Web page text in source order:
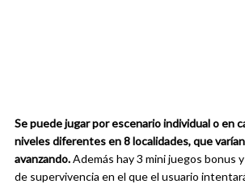
Se puede jugar por escenario individual o en
niveles diferentes en 8 localidades, que
avanzando.Además hay 3 mini juegos bonus
de supervivencia en el que el usuario